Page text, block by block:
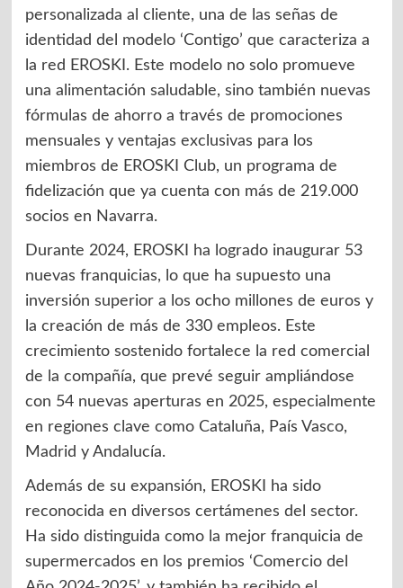
personalizada al cliente, una de las señas de
identidad del modelo ‘Contigo’ que caracteriza a
la red EROSKI. Este modelo no solo promueve
una alimentación saludable, sino también nuevas
fórmulas de ahorro a través de promociones
mensuales y ventajas exclusivas para los
miembros de EROSKI Club, un programa de
fidelización que ya cuenta con más de 219.000
socios en Navarra.
Durante 2024, EROSKI ha logrado inaugurar 53
nuevas franquicias, lo que ha supuesto una
inversión superior a los ocho millones de euros y
la creación de más de 330 empleos. Este
crecimiento sostenido fortalece la red comercial
de la compañía, que prevé seguir ampliándose
con 54 nuevas aperturas en 2025, especialmente
en regiones clave como Cataluña, País Vasco,
Madrid y Andalucía.
Además de su expansión, EROSKI ha sido
reconocida en diversos certámenes del sector.
Ha sido distinguida como la mejor franquicia de
supermercados en los premios ‘Comercio del